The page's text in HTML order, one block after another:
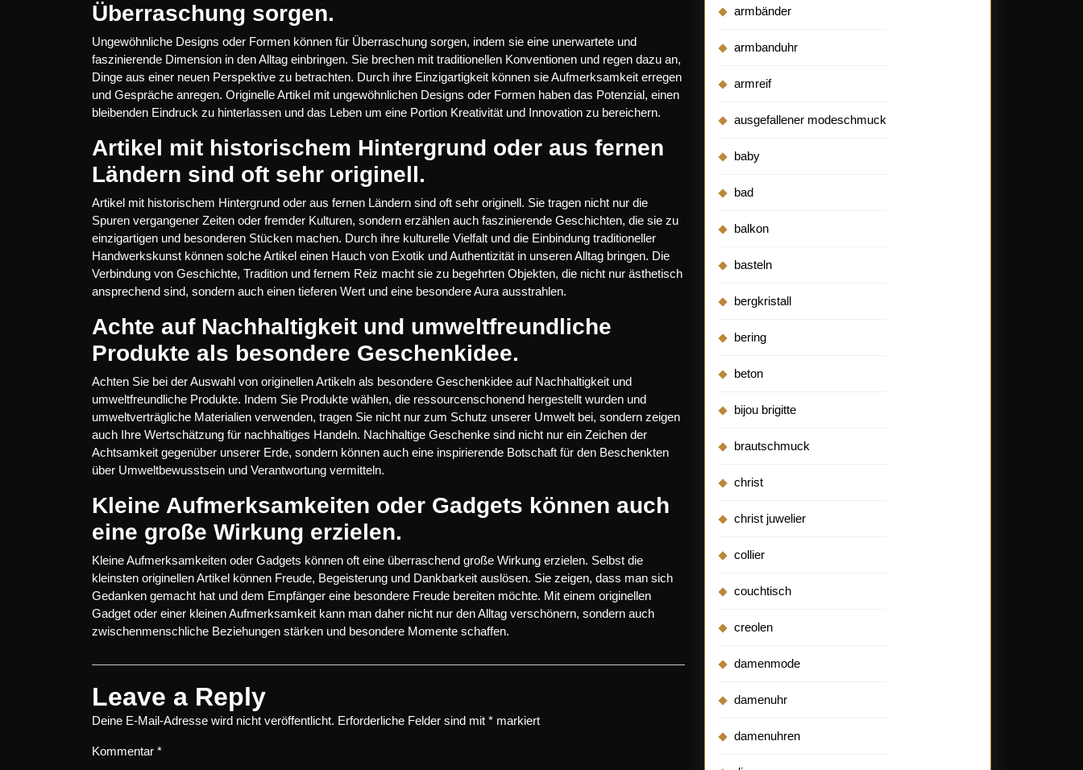
Überraschung sorgen.
Ungewöhnliche Designs oder Formen können für Überraschung sorgen, indem sie eine unerwartete und
faszinierende Dimension in den Alltag einbringen. Sie brechen mit traditionellen Konventionen und regen dazu an,
Dinge aus einer neuen Perspektive zu betrachten. Durch ihre Einzigartigkeit können sie Aufmerksamkeit erregen
und Gespräche anregen. Originelle Artikel mit ungewöhnlichen Designs oder Formen haben das Potenzial, einen
bleibenden Eindruck zu hinterlassen und das Leben um eine Portion Kreativität und Innovation zu bereichern.
Artikel mit historischem Hintergrund oder aus fernen
Ländern sind oft sehr originell.
Artikel mit historischem Hintergrund oder aus fernen Ländern sind oft sehr originell. Sie tragen nicht nur die
Spuren vergangener Zeiten oder fremder Kulturen, sondern erzählen auch faszinierende Geschichten, die sie zu
einzigartigen und besonderen Stücken machen. Durch ihre kulturelle Vielfalt und die Einbindung traditioneller
Handwerkskunst können solche Artikel einen Hauch von Exotik und Authentizität in unseren Alltag bringen. Die
Verbindung von Geschichte, Tradition und fernem Reiz macht sie zu begehrten Objekten, die nicht nur ästhetisch
ansprechend sind, sondern auch einen tieferen Wert und eine besondere Aura ausstrahlen.
Achte auf Nachhaltigkeit und umweltfreundliche
Produkte als besondere Geschenkidee.
Achten Sie bei der Auswahl von originellen Artikeln als besondere Geschenkidee auf Nachhaltigkeit und
umweltfreundliche Produkte. Indem Sie Produkte wählen, die ressourcenschonend hergestellt wurden und
umweltverträgliche Materialien verwenden, tragen Sie nicht nur zum Schutz unserer Umwelt bei, sondern zeigen
auch Ihre Wertschätzung für nachhaltiges Handeln. Nachhaltige Geschenke sind nicht nur ein Zeichen der
Achtsamkeit gegenüber unserer Erde, sondern können auch eine inspirierende Botschaft für den Beschenkten
über Umweltbewusstsein und Verantwortung vermitteln.
Kleine Aufmerksamkeiten oder Gadgets können auch
eine große Wirkung erzielen.
Kleine Aufmerksamkeiten oder Gadgets können oft eine überraschend große Wirkung erzielen. Selbst die
kleinsten originellen Artikel können Freude, Begeisterung und Dankbarkeit auslösen. Sie zeigen, dass man sich
Gedanken gemacht hat und dem Empfänger eine besondere Freude bereiten möchte. Mit einem originellen
Gadget oder einer kleinen Aufmerksamkeit kann man daher nicht nur den Alltag verschönern, sondern auch
zwischenmenschliche Beziehungen stärken und besondere Momente schaffen.
Leave a Reply
Deine E-Mail-Adresse wird nicht veröffentlicht. Erforderliche Felder sind mit * markiert
Kommentar *
armbänder
armbanduhr
armreif
ausgefallener modeschmuck
baby
bad
balkon
basteln
bergkristall
bering
beton
bijou brigitte
brautschmuck
christ
christ juwelier
collier
couchtisch
creolen
damenmode
damenuhr
damenuhren